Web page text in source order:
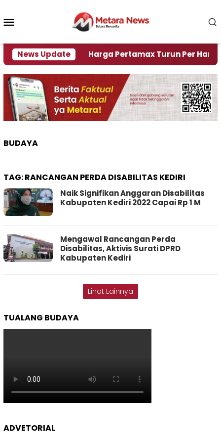
konten
News Update
Krisi Air Harga Pertamax Turun Per Hari Ini,
BUDAYA
TAG:RANCANGAN PERDA DISABILITAS KEDIRI
Naik Signifikan Anggaran Disabilitas
Kabupaten Kediri 2022 Capai Rp 1 M
Mengawal Rancangan Perda
Disabilitas, Aktivis Surati DPRD
Kabupaten Kediri
Lihat Lainnya
TUALANG BUDAYA
ADVETORIAL